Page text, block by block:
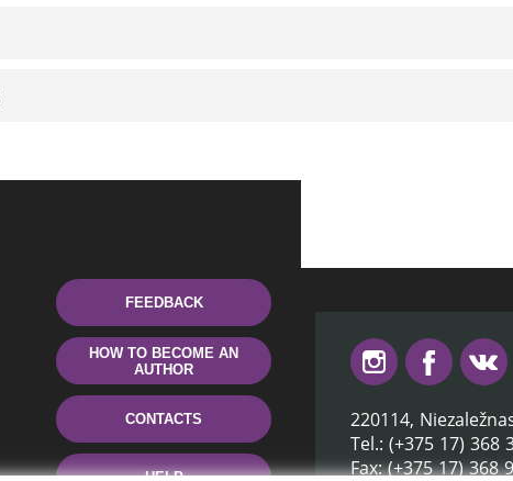
FEEDBACK
HOW TO BECOME AN
AUTHOR
CONTACTS
HELP
220114,
Tel.: (+375 17) 368
Fax: (+375 17) 368